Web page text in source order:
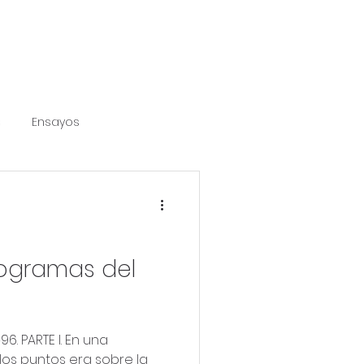
Ensayos
del
PARTE I. En una
puntos era sobre la